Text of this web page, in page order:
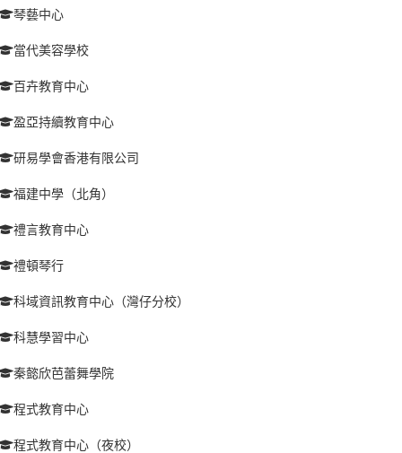
琴藝中心
當代美容學校
百卉教育中心
盈亞持續教育中心
研易學會香港有限公司
福建中學（北角）
禮言教育中心
禮頓琴行
科域資訊教育中心（灣仔分校）
科慧學習中心
秦懿欣芭蕾舞學院
程式教育中心
程式教育中心（夜校）